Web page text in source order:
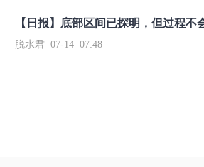
【日报】底部区间已探明，但过程不
脱水君 07-14 07:48